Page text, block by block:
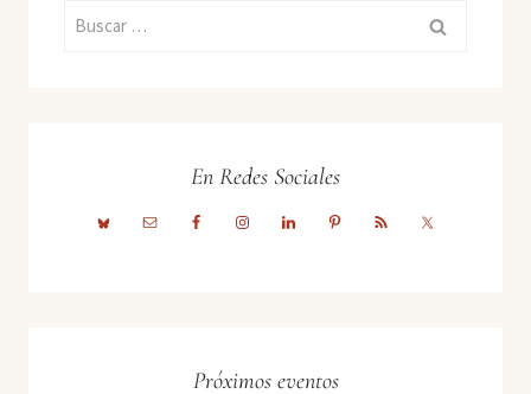
Buscar:
En Redes Sociales
Próximos eventos